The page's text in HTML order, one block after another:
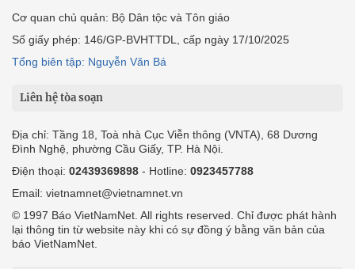
Cơ quan chủ quản: Bộ Dân tộc và Tôn giáo
Số giấy phép: 146/GP-BVHTTDL, cấp ngày 17/10/2025
Tổng biên tập: Nguyễn Văn Bá
Liên hệ tòa soạn
Địa chỉ: Tầng 18, Toà nhà Cục Viễn thông (VNTA), 68 Dương
Đình Nghệ, phường Cầu Giấy, TP. Hà Nội.
Điện thoại: 02439369898 - Hotline: 0923457788
Email: vietnamnet@vietnamnet.vn
© 1997 Báo VietNamNet. All rights reserved. Chỉ được phát hành
lại thông tin từ website này khi có sự đồng ý bằng văn bản của
báo VietNamNet.